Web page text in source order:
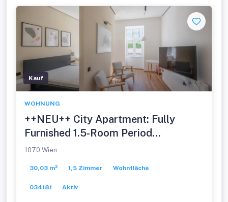
Kauf
WOHNUNG
++NEU++ City Apartment: Fully
Furnished 1.5-Room Period
Apartment in a Prime Location!
1070 Wien
30,03 m² 1,5 Zimmer Wohnfläche
034181 Aktiv